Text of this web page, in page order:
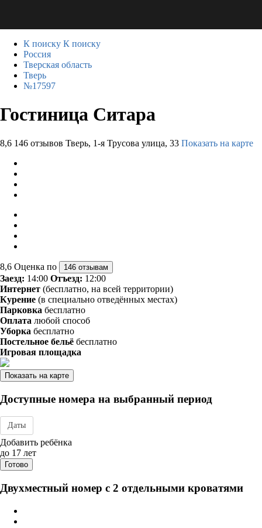
К поиску К поиску
Россия
Тверская область
Тверь
№17597
Гостиница Ситара
8,6 146 отзывов Тверь, 1-я Трусова улица, 33 Показать на карте
8,6 Оценка по 146 отзывам
Заезд: 14:00 Отъезд: 12:00
Интернет (бесплатно, на всей территории)
Курение (в специально отведённых местах)
Парковка бесплатно
Оплата любой способ
Уборка бесплатно
Постельное бельё бесплатно
Игровая площадка
Показать на карте
Доступные номера на выбранный период
Даты
Дата заезда - отъезда
Добавить ребёнка
до 17 лет
Готово
Двухместный номер с 2 отдельными кроватями